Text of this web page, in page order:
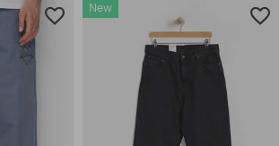
Elérhető méretek:
New